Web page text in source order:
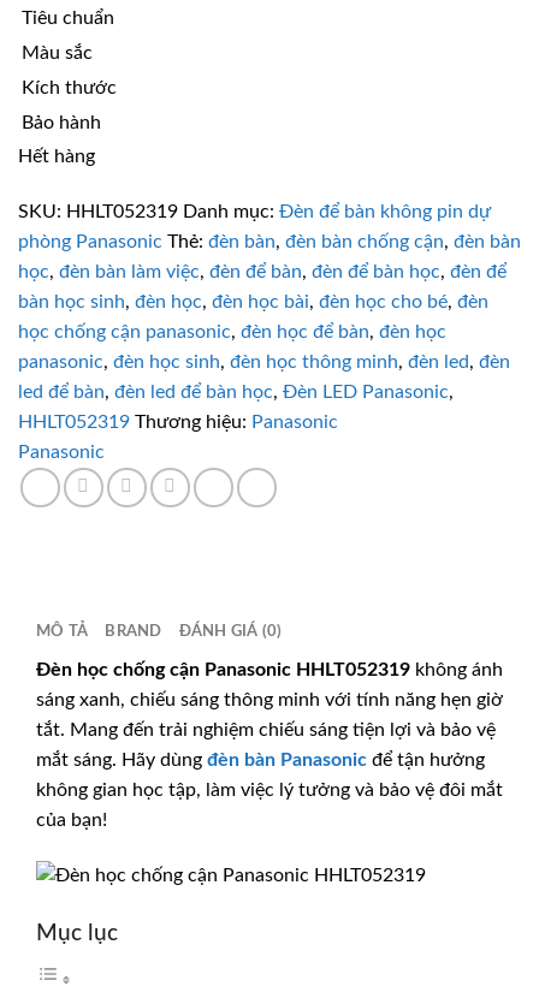
Tiêu chuẩn
Màu sắc
Kích thước
Bảo hành
Hết hàng
SKU: HHLT052319 Danh mục: Đèn để bàn không pin dự
phòng Panasonic Thẻ: đèn bàn, đèn bàn chống cận, đèn bàn
học, đèn bàn làm việc, đèn để bàn, đèn để bàn học, đèn để
bàn học sinh, đèn học, đèn học bài, đèn học cho bé, đèn
học chống cận panasonic, đèn học để bàn, đèn học
panasonic, đèn học sinh, đèn học thông minh, đèn led, đèn
led để bàn, đèn led để bàn học, Đèn LED Panasonic,
HHLT052319 Thương hiệu: Panasonic
Panasonic
MÔ TẢ BRAND ĐÁNH GIÁ (0)
Đèn học chống cận Panasonic HHLT052319 không ánh
sáng xanh, chiếu sáng thông minh với tính năng hẹn giờ
tắt. Mang đến trải nghiệm chiếu sáng tiện lợi và bảo vệ
mắt sáng. Hãy dùng đèn bàn Panasonic để tận hưởng
không gian học tập, làm việc lý tưởng và bảo vệ đôi mắt
của bạn!
Mục lục